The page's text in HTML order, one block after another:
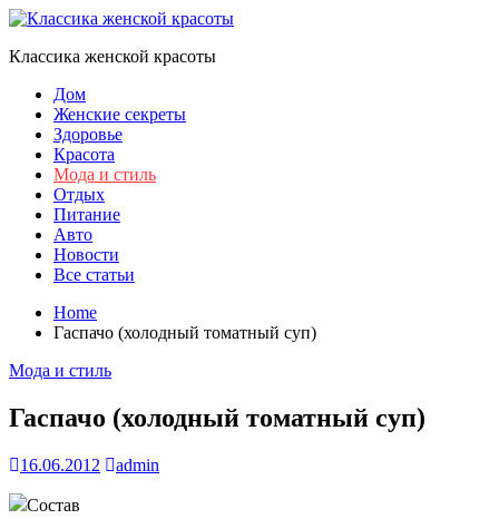
Skip
content
Классика женской красоты
Дом
Женские секреты
Здоровье
Красота
Мода и стиль
Отдых
Питание
Авто
Новости
Все статьи
Home
Гаспачо (холодный томатный суп)
Мода и стиль
Гаспачо (холодный томатный суп)
16.06.2012 admin
Состав